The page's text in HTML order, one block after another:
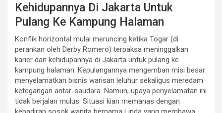
Kehidupannya Di Jakarta Untuk
Pulang Ke Kampung Halaman
Konflik horizontal mulai meruncing ketika Togar (di
perankan oleh Derby Romero) terpaksa meninggalkan
karier dan kehidupannya di Jakarta untuk pulang ke
kampung halaman. Kepulangannya mengemban misi besar:
menyelamatkan bisnis warisan leluhur sekaligus meredam
ketegangan antar-saudara. Namun, upaya penyelamatan ini
tidak berjalan mulus. Situasi kian memanas dengan